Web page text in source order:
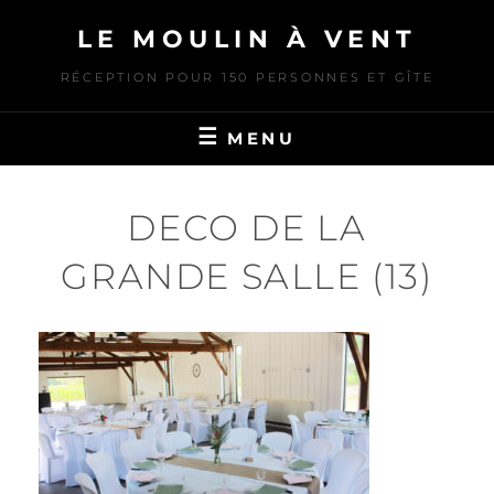
content
LE MOULIN À VENT
RÉCEPTION POUR 150 PERSONNES ET GÎTE
MENU
DECO DE LA
GRANDE SALLE (13)